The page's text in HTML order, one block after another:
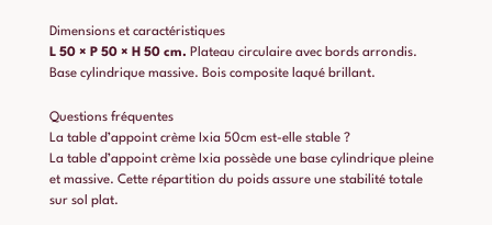
Dimensions et caractéristiques
L 50 × P 50 × H 50 cm. Plateau circulaire avec bords arrondis.
Base cylindrique massive. Bois composite laqué brillant.
Questions fréquentes
La table d’appoint crème Ixia 50cm est-elle stable ?
La table d’appoint crème Ixia possède une base cylindrique pleine
et massive. Cette répartition du poids assure une stabilité totale
sur sol plat.